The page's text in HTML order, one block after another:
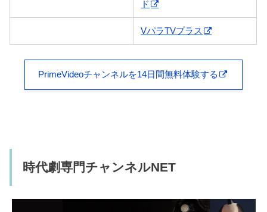
ド
VパラTVプラス
PrimeVideoチャンネルを14日間無料体験する
時代劇専門チャンネルNET